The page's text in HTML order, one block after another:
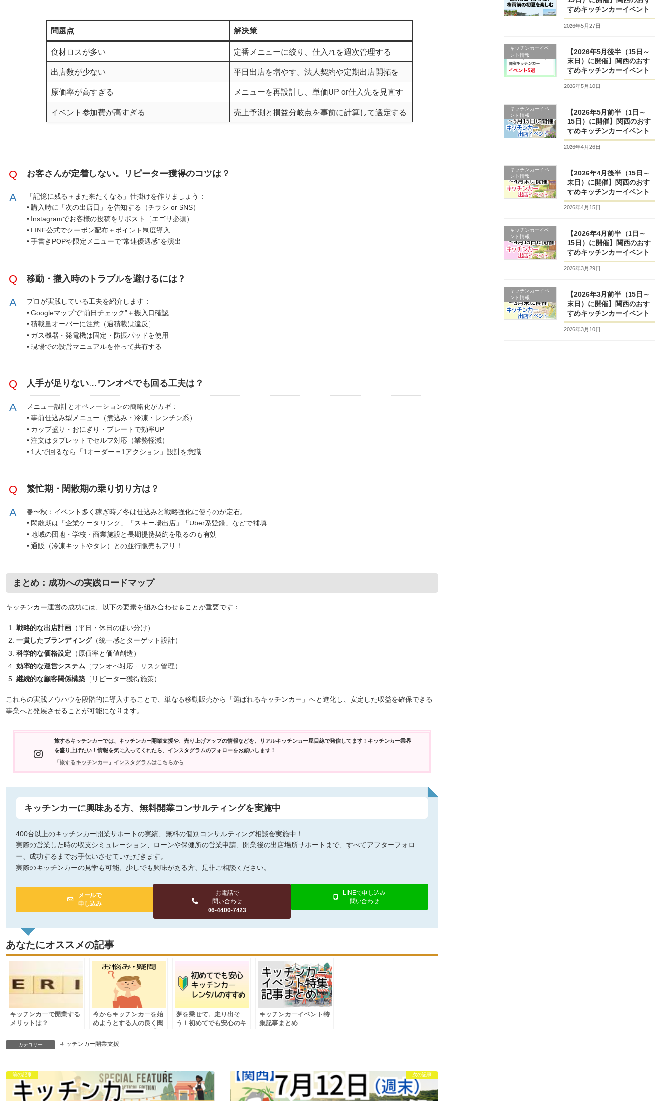
問題点
解決策
食材ロスが多い
定番メニューに絞り、仕入れを週次管理する
出店数が少ない
平日出店を増やす。法人契約や定期出店開拓を
原価率が高すぎる
メニューを再設計し、単価UP or仕入先を見直す
イベント参加費が高すぎる
売上予測と損益分岐点を事前に計算して選定する
お客さんが定着しない。リピーター獲得のコツは？
「記憶に残る＋また来たくなる」仕掛けを作りましょう：
• 購入時に「次の出店日」を告知する（チラシ or SNS）
• Instagramでお客様の投稿をリポスト（エゴサ必須）
• LINE公式でクーポン配布＋ポイント制度導入
• 手書きPOPや限定メニューで“常連優遇感”を演出
移動・搬入時のトラブルを避けるには？
プロが実践している工夫を紹介します：
• Googleマップで“前日チェック”＋搬入口確認
• 積載量オーバーに注意（過積載は違反）
• ガス機器・発電機は固定・防振パッドを使用
• 現場での設営マニュアルを作って共有する
人手が足りない…ワンオペでも回る工夫は？
メニュー設計とオペレーションの簡略化がカギ：
• 事前仕込み型メニュー（煮込み・冷凍・レンチン系）
• カップ盛り・おにぎり・プレートで効率UP
• 注文はタブレットでセルフ対応（業務軽減）
• 1人で回るなら「1オーダー＝1アクション」設計を意識
繁忙期・閑散期の乗り切り方は？
春〜秋：イベント多く稼ぎ時／冬は仕込みと戦略強化に使うのが定石。
• 閑散期は「企業ケータリング」「スキー場出店」「Uber系登録」などで補填
• 地域の団地・学校・商業施設と長期提携契約を取るのも有効
• 通販（冷凍キットやタレ）との並行販売もアリ！
まとめ：成功への実践ロードマップ
キッチンカー運営の成功には、以下の要素を組み合わせることが重要です：
戦略的な出店計画 （平日・休日の使い分け）
一貫したブランディング（統一感とターゲット設計）
科学的な価格設定 （原価率と価値創造）
効率的な運営システム （ワンオペ対応・リスク管理）
継続的な顧客関係構築 （リピーター獲得施策）
これらの実践ノウハウを段階的に導入することで、単なる移動販売から「選ばれるキッチンカー」へと進化し、安定した収益を確保できる
事業へと発展させることが可能になります。
Instagram
旅するキッチンカーでは、キッチンカー開業支援や、売り上げアップの情報などを、リアルキッチンカー屋目線で発信してます！キッチンカー業界
を盛り上げたい！情報を気に入ってくれたら、インスタグラムのフォローをお願いします！
「旅するキッチンカー」インスタグラムはこちらから
キッチンカーに興味ある方、無料開業コンサルティングを実施中
400台以上のキッチンカー開業サポートの実績、無料の個別コンサルティング相談会実施中！
実際の営業した時の収支シミュレーション、ローンや保健所の営業申請、開業後の出店場所サポートまで、すべてアフターフォロ
ー、成功するまでお手伝いさせていただきます。
実際のキッチンカーの見学も可能。少しでも興味がある方、是非ご相談ください。
メールで
申し込み
お電話で
問い合わせ
06-4400-7423
LINEで申し込み
問い合わせ
あなたにオススメの記事
キッチンカーで開業する
メリットは？
今からキッチンカーを始
めようとする人の良く聞
つまとめ】
夢を乗せて、走り出そ
う！初めてでも安心のキ
キッチンカーイベント特
集記事まとめ
カテゴリー キッチンカー開業支援
前の記事 次の記事
すめキッチンカーイベント
2026年5月27日
キッチンカーイベ
ント情報
【2026年5月後半（15日～
末日）に開催】関西のおす
すめキッチンカーイベント
2026年5月10日
キッチンカーイベ
ント情報
【2026年5月前半（1日～
15日）に開催】関西のおす
すめキッチンカーイベント
2026年4月26日
キッチンカーイベ
ント情報
【2026年4月後半（15日～
末日）に開催】関西のおす
すめキッチンカーイベント
2026年4月15日
キッチンカーイベ
ント情報
【2026年4月前半（1日～
15日）に開催】関西のおす
すめキッチンカーイベント
2026年3月29日
キッチンカーイベ
ント情報
【2026年3月前半（15日～
末日）に開催】関西のおす
すめキッチンカーイベント
2026年3月10日